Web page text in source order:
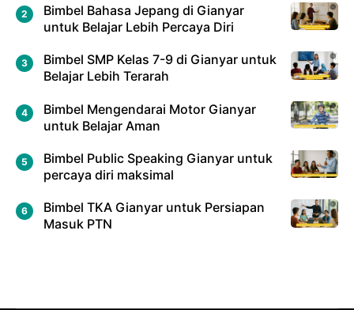
Bimbel Bahasa Jepang di Gianyar
untuk Belajar Lebih Percaya Diri
Bimbel SMP Kelas 7-9 di Gianyar untuk
Belajar Lebih Terarah
Bimbel Mengendarai Motor Gianyar
untuk Belajar Aman
Bimbel Public Speaking Gianyar untuk
percaya diri maksimal
Bimbel TKA Gianyar untuk Persiapan
Masuk PTN